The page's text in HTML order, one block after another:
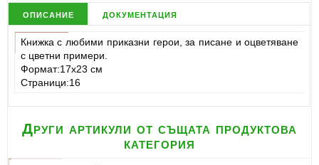
описание документация
Книжка с любими приказни герои, за писане и оцветяване
с цветни примери.
Формат:17х23 см
Страници:16
Други артикули от същата продуктова
категория